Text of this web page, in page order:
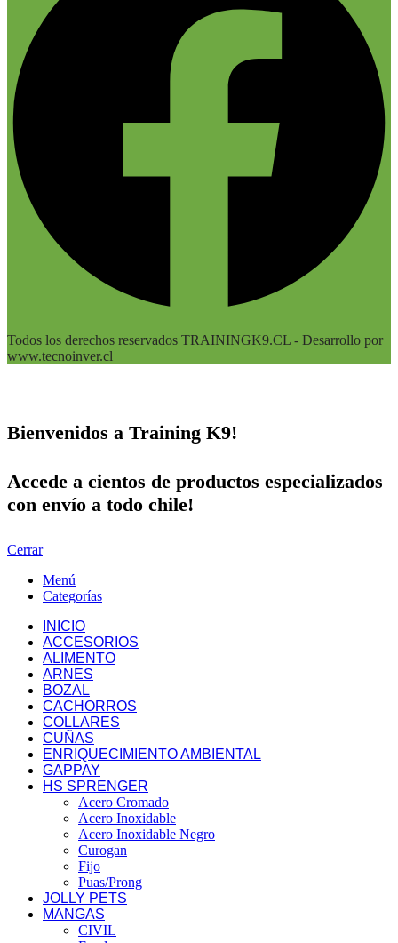
Todos los derechos reservados TRAININGK9.CL - Desarrollo por
www.tecnoinver.cl
Bienvenidos a Training K9!
Accede a cientos de productos especializados
con envío a todo chile!
Cerrar
Menú
Categorías
INICIO
ACCESORIOS
ALIMENTO
ARNES
BOZAL
CACHORROS
COLLARES
CUÑAS
ENRIQUECIMIENTO AMBIENTAL
GAPPAY
HS SPRENGER
Acero Cromado
Acero Inoxidable
Acero Inoxidable Negro
Curogan
Fijo
Puas/Prong
JOLLY PETS
MANGAS
CIVIL